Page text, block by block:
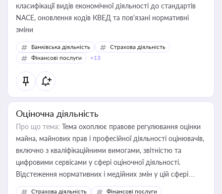
класифікації видів економічної діяльності до стандартів
NACE, оновлення кодів КВЕД та пов'язані нормативні
зміни
Банківська діяльність
Страхова діяльність
Фінансові послуги
+13
Оціночна діяльність
Про що тема: Тема охоплює правове регулювання оцінки
майна, майнових прав і професійної діяльності оцінювачів,
включно з кваліфікаційними вимогами, звітністю та
цифровими сервісами у сфері оціночної діяльності.
Відстеження нормативних і медійних змін у цій сфері
корисне для власника бізнесу, керівника, юриста або
Страхова діяльність
Фінансові послуги